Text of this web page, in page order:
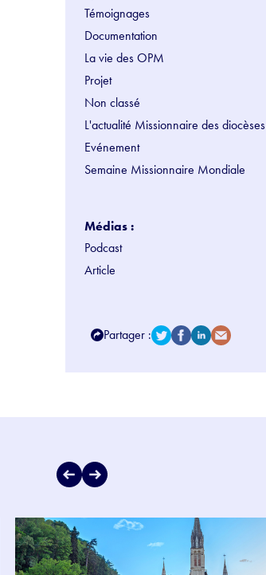
Témoignages
Documentation
La vie des OPM
Projet
Non classé
L'actualité Missionnaire des diocèses
Evénement
Semaine Missionnaire Mondiale
Médias :
Podcast
Article
Partager :